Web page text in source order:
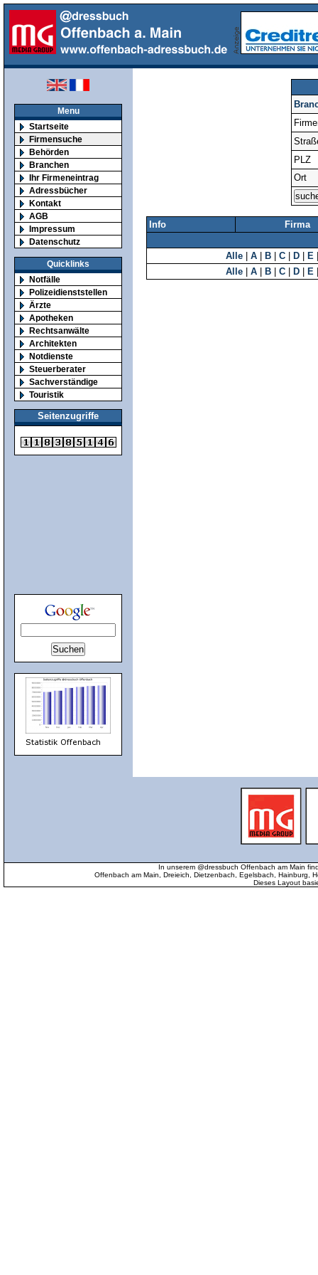
Menu
Startseite
Firmensuche
Behörden
Branchen
Ihr Firmeneintrag
Adressbücher
Kontakt
AGB
Impressum
Datenschutz
Quicklinks
Notfälle
Polizeidienststellen
Ärzte
Apotheken
Rechtsanwälte
Architekten
Notdienste
Steuerberater
Sachverständige
Touristik
Seitenzugriffe
PLZ
Ort
Info Firma
Alle A B C D E
Alle
A B C D E
In unserem @dressbuch Offenbach am Main
Offenbach am Main, Dreieich, Dietzenbach, Egelsbach, Hainburg,
Dieses Layout